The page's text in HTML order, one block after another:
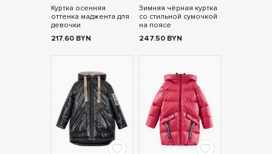
Куртка осенняя
оттенка маджента для
девочки
217.60 BYN
Зимняя чёрная куртка
со стильной сумочкой
на поясе
247.50 BYN